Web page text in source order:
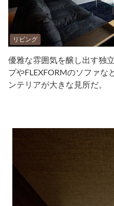
リビング
優雅な雰囲気を醸し出す独
プやFLEXFORMのソファな
ンテリアが大きな見所だ。